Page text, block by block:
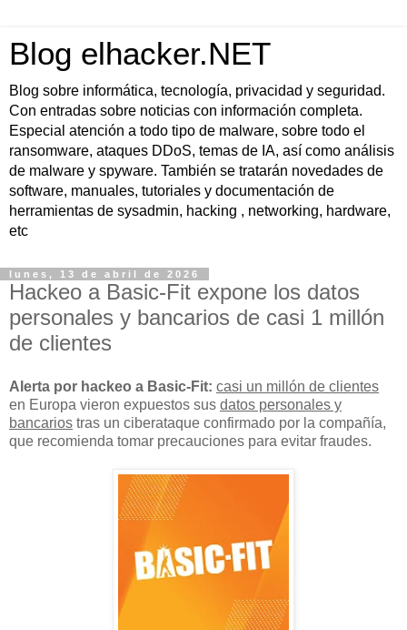
Blog elhacker.NET
Blog sobre informática, tecnología, privacidad y seguridad.
Con entradas sobre noticias con información completa.
Especial atención a todo tipo de malware, sobre todo el
ransomware, ataques DDoS, temas de IA, así como análisis
de malware y spyware. También se tratarán novedades de
software, manuales, tutoriales y documentación de
herramientas de sysadmin, hacking , networking, hardware,
etc
lunes, 13 de abril de 2026
Hackeo a Basic-Fit expone los datos
personales y bancarios de casi 1 millón
de clientes
Alerta por hackeo a Basic-Fit: casi un millón de clientes
en Europa vieron expuestos sus datos personales y
bancarios tras un ciberataque confirmado por la compañía,
que recomienda tomar precauciones para evitar fraudes.